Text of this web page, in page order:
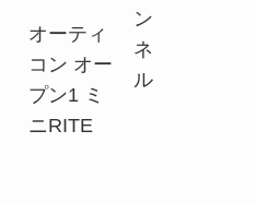
オーティ
コン オー
プン1 ミ
ニRITE
ン
ネ
ル